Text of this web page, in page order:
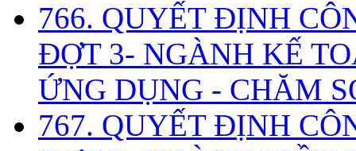
766. QUYẾT ĐỊNH
ĐỢT 3- NGÀNH KẾ
ỨNG DỤNG - CHĂM
767. QUYẾT ĐỊNH